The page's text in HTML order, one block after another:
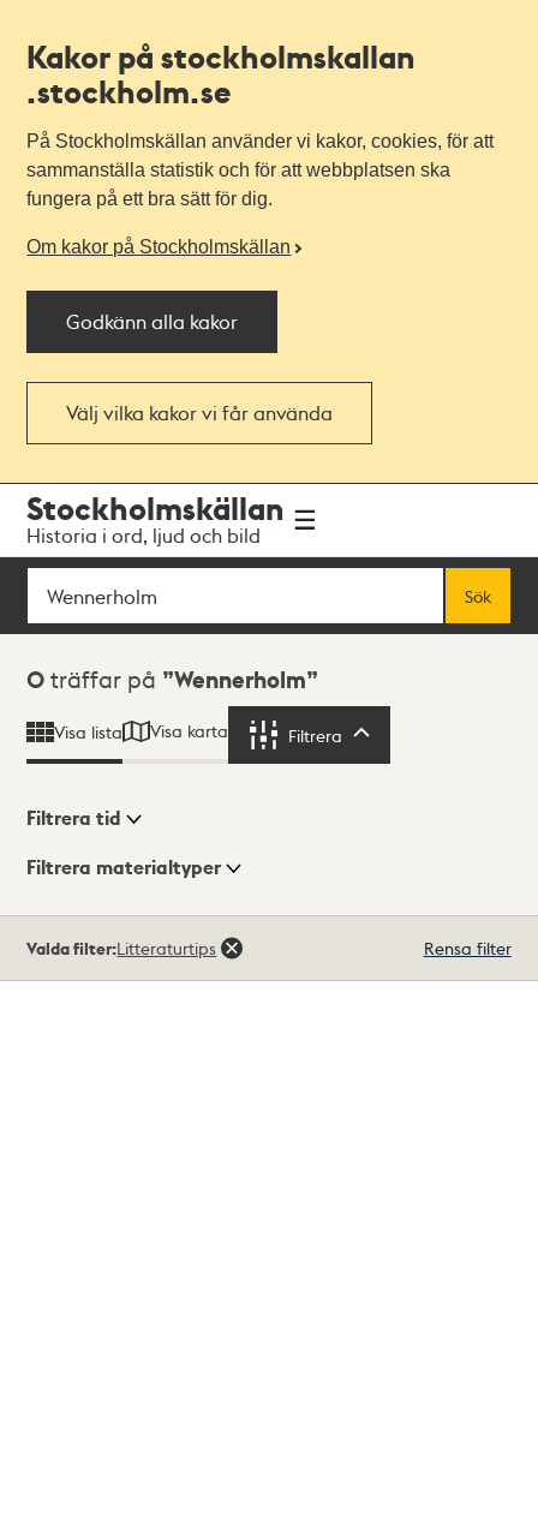
Kakor på stockholmskallan
.stockholm.se
På Stockholmskällan använder vi kakor, cookies, för att
sammanställa statistik och för att webbplatsen ska
fungera på ett bra sätt för dig.
Om kakor på Stockholmskällan
Godkänn alla kakor
Välj vilka kakor vi får använda
navigationen
huvudinnehållet
Stockholmskällan
Historia i ord, ljud och bild
Sök
Sök
Sökresultat
0 träffar på Wennerholm
Visa lista Visa karta Filtrera
Visningsläge
Filtrera tid
Filtrera materialtyper
träffar
Valda filter:Litteraturtips Rensa filter